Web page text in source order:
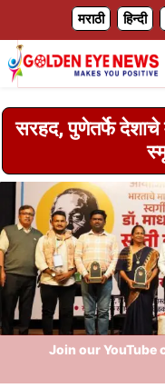
मराठी हिन्दी
सरहद, पुणेतर्फे देशाचे
Join our YouTube